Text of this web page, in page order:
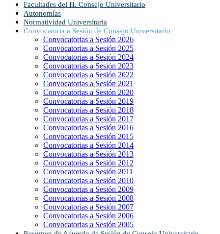
Facultades del H. Consejo Universitario
Autonomías
Normatividad Universitaria
Convocatoria a Sesión de Consejo Universitario
Convocatorias a Sesión 2026
Convocatorias a Sesión 2025
Convocatorias a Sesión 2024
Convocatorias a Sesión 2023
Convocatorias a Sesión 2022
Convocatorias a Sesión 2021
Convocatorias a Sesión 2020
Convocatorias a Sesión 2019
Convocatorias a Sesión 2018
Convocatorias a Sesión 2017
Convocatorias a Sesión 2016
Convocatorias a Sesión 2015
Convocatorias a Sesión 2014
Convocatorias a Sesión 2013
Convocatorias a Sesión 2012
Convocatorias a Sesión 2011
Convocatorias a Sesión 2010
Convocatorias a Sesión 2009
Convocatorias a Sesión 2008
Convocatorias a Sesión 2007
Convocatorias a Sesión 2006
Convocatorias a Sesión 2005